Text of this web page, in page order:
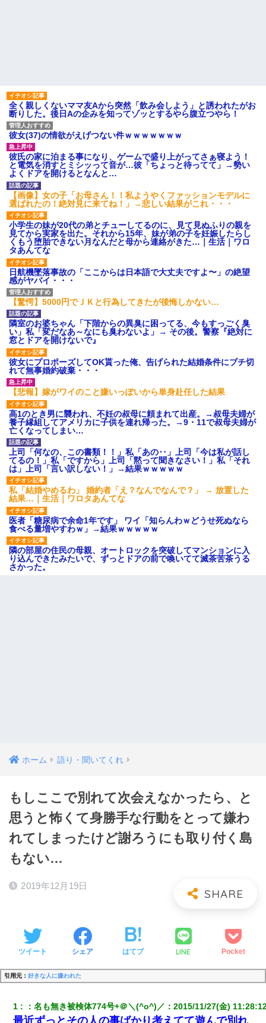
全く親しくないママ友Aから突然「飲み会しよう」と誘われたがお
断りした。後日Aの企みを知ってゾッとするやら腹立つやら！
彼女(37)の情欲がえげつない件ｗｗｗｗｗｗｗ
彼氏の家に泊まる事になり、ゲームで盛り上がってさぁ寝よう！
と電気を消すとミシッって音が…彼「ちょっと待ってて」→勢い
よくドアを開けるとなんと…
【画像】女の子「お母さん！！私ようやくファッションモデルに
選ばれたの！絶対見に来てね！」→悲しい結果がこれ・・・
小学生の妹が20代の弟とチューしてるのに、見て見ぬふりの親を
見てから実家を出た。それから15年、妹が弟の子を妊娠したらし
くもう堕胎できない月なんだと母から連絡がきた…｜生活｜ワロ
タあんてな
日航機墜落事故の「ここからは日本語で大丈夫ですよ〜」の絶望
感がヤバイ・・・
【驚愕】5000円でＪＫと行為してきたが後悔しかない…
隣室のお婆ちゃん「下階からの異臭に困ってる、今もすっごく臭
い」私「変だなあ～なにも臭わないよ」→ その後。警察『絶対に
窓とドアを開けないで』
彼女にプロポーズしてOK貰った俺、告げられた結婚条件にブチ切
れて無事婚約破棄・・・
【悲報】嫁がワイのこと嫌いっぽいから単身赴任した結果
高1のとき男に襲われ、不妊の叔母に頼まれて出産。→叔母夫婦が
養子縁組してアメリカに子供を連れ帰った。→9・11で叔母夫婦が
亡くなってしまい…
上司「何なの、この書類！！」私「あの‥」上司「今は私が話し
てるの！」私「ですから」上司「黙って聞きなさい！」私「それ
は」上司「言い訳しない！」→結果ｗｗｗｗｗ
私「結婚やめるわ」 婚約者「え？なんでなんで？」 → 放置した
結果…｜生活｜ワロタあんてな
医者「糖尿病で余命1年です」 ワイ「知らんわｗどうせ死ぬなら
食べる量増やすわｗ」→結果ｗｗｗｗｗ
隣の部屋の住民の母親、オートロックを突破してマンションに入
り込んできたみたいで、ずっとドアの前で喚いてて滅茶苦茶うる
さかった。
ホーム 語り・聞いてくれ
もしここで別れて次会えなかったら、と
思うと怖くて身勝手な行動をとって嫌わ
れてしまったけど謝ろうにも取り付く島
もない…
2019年12月19日
ツイート シェア はてブ LINE Pocket
引用元： 好きな人に嫌われた
1 ：名も無き被検体774号+＠＼(^o^)／ ：2015/11/27(金)
最近ずっとその人の事ばかり考えてて遊んで別れ